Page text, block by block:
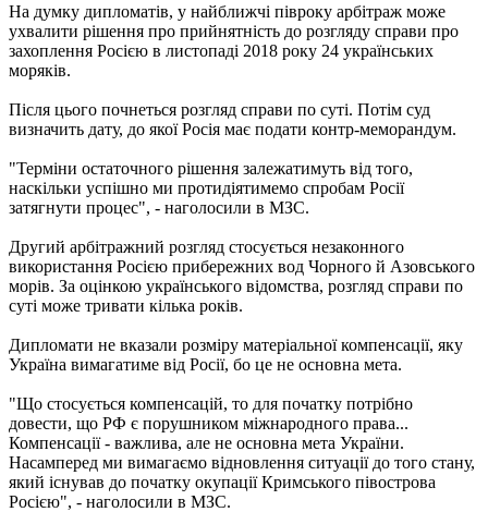
На думку дипломатів, у найближчі півроку арбітраж може
ухвалити рішення про прийнятність до розгляду справи про
захоплення Росією в листопаді 2018 року 24 українських
моряків.
Після цього почнеться розгляд справи по суті. Потім суд
визначить дату, до якої Росія має подати контр-меморандум.
"Терміни остаточного рішення залежатимуть від того,
наскільки успішно ми протидіятимемо спробам Росії
затягнути процес", - наголосили в МЗС.
Другий арбітражний розгляд стосується незаконного
використання Росією прибережних вод Чорного й Азовського
морів. За оцінкою українського відомства, розгляд справи по
суті може тривати кілька років.
Дипломати не вказали розміру матеріальної компенсації, яку
Україна вимагатиме від Росії, бо це не основна мета.
"Що стосується компенсацій, то для початку потрібно
довести, що РФ є порушником міжнародного права...
Компенсації - важлива, але не основна мета України.
Насамперед ми вимагаємо відновлення ситуації до того стану,
який існував до початку окупації Кримського півострова
Росією", - наголосили в МЗС.